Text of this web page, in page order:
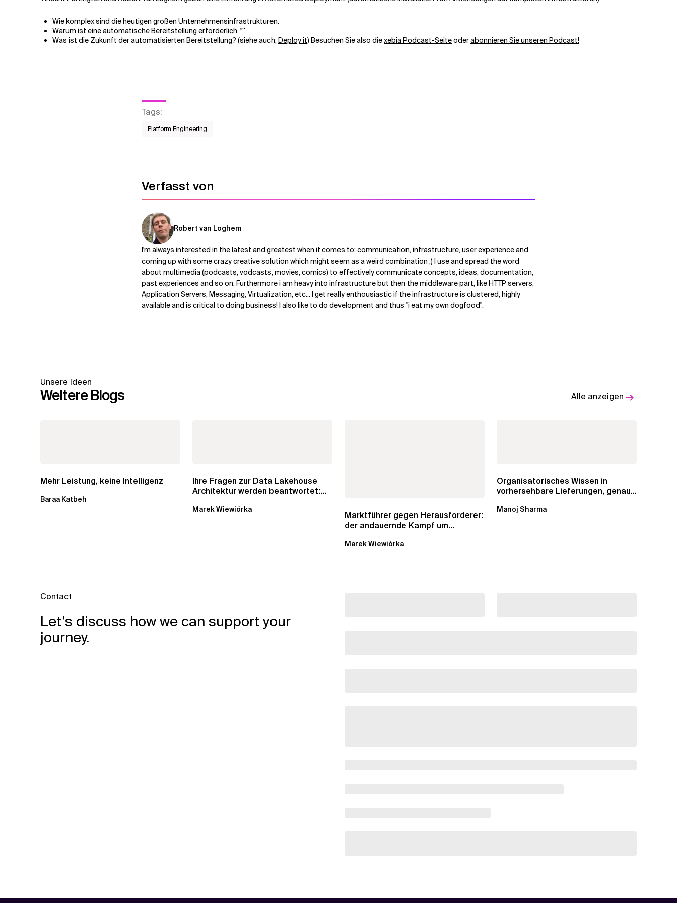
Verwandte Themen
Wie komplex sind die heutigen großen Unternehmensinfrastrukturen.
Warum ist eine automatische Bereitstellung erforderlich. "¨
Was ist die Zukunft der automatisierten Bereitstellung? (siehe auch;Deploy it) Besuchen Sie also diexebia Podcast-Seiteoderabonnieren Sie unseren Podcast!
Tags:
Platform Engineering
Verfasst von
Robert van Loghem
I'm always interested in the latest and greatest when it comes to; communication, infrastructure, user experience and
coming up with some crazy creative solution which might seem as a weird combination ;) I use and spread the word
about multimedia (podcasts, vodcasts, movies, comics) to effectively communicate concepts, ideas, documentation,
past experiences and so on. Furthermore i am heavy into infrastructure but then the middleware part, like HTTP servers,
Application Servers, Messaging, Virtualization, etc... I get really enthousiastic if the infrastructure is clustered, highly
available and is critical to doing business! I also like to do development and thus "i eat my own dogfood".
Unsere Ideen
Weitere Blogs Alle anzeigen
Mehr Leistung, keine Intelligenz
Baraa Katbeh
Ihre Fragen zur Data Lakehouse
Architektur werden beantwortet:...
Marek Wiewiórka
Marktführer gegen Herausforderer:
der andauernde Kampf um
Marek Wiewiórka
Organisatorisches Wissen in
vorhersehbare Lieferungen, genaue
Manoj Sharma
Contact
Let’s discuss how we can support your
journey.